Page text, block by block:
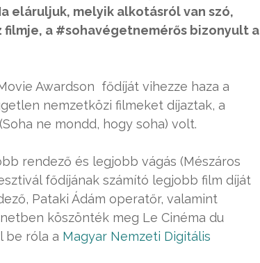
eláruljuk, melyik alkotásról van szó,
filmje, a #sohavégetnemérős bizonyult a
Awardson fődíját vihezze haza a
nemzetközi filmeket díjaztak, a
ne mondd, hogy soha) volt.
rendező és legjobb vágás (Mészáros
fődíjának számító legjobb film díját
Pataki Ádám operatőr, valamint
köszönték meg Le Cinéma du
be róla a Magyar Nemzeti Digitális